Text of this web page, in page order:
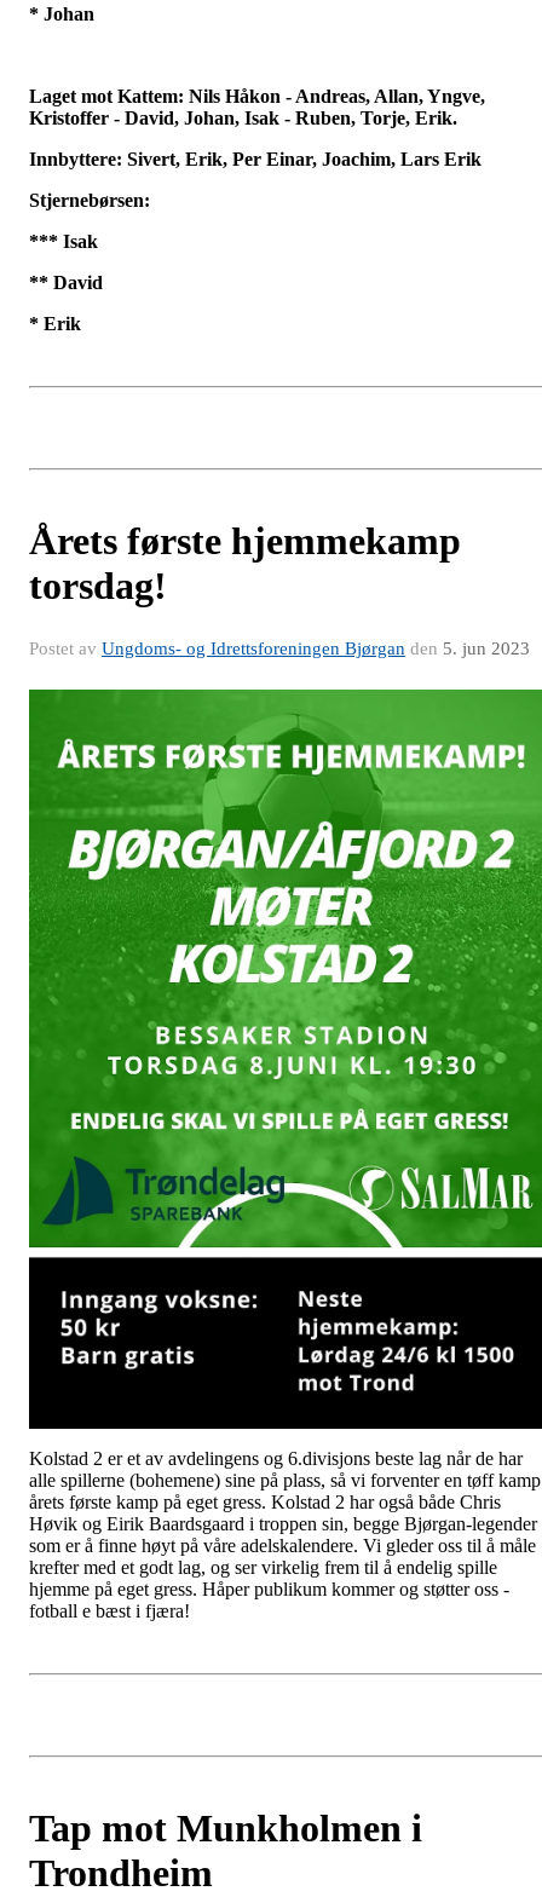
* Johan
Laget mot Kattem: Nils Håkon - Andreas, Allan, Yngve,
Kristoffer - David, Johan, Isak - Ruben, Torje, Erik.
Innbyttere: Sivert, Erik, Per Einar, Joachim, Lars Erik
Stjernebørsen:
*** Isak
** David
* Erik
Årets første hjemmekamp
torsdag!
Postet av Ungdoms- og Idrettsforeningen Bjørgan den 5. jun 2023
Kolstad 2 er et av avdelingens og 6.divisjons beste lag når de har
alle spillerne (bohemene) sine på plass, så vi forventer en tøff
årets første kamp på eget gress. Kolstad 2 har også både Chris
Høvik og Eirik Baardsgaard i troppen sin, begge Bjørgan-legender
som er å finne høyt på våre adelskalendere. Vi gleder oss til å måle
krefter med et godt lag, og ser virkelig frem til å endelig spille
hjemme på eget gress. Håper publikum kommer og støtter oss -
fotball e bæst i fjæra!
Tap mot Munkholmen i
Trondheim